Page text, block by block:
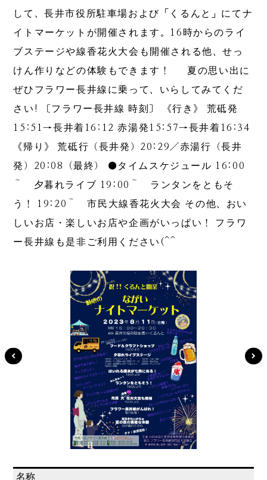
して、長井市役所駐車場および「くるんと」にてナ
イトマーケットが開催されます。16時からのライ
ブステージや線香花火大会も開催される他、せっ
けん作りなどの体験もできます！ 夏の思い出に
ぜひフラワー長井線に乗って、いらしてみてくだ
さい! 〔フラワー長井線 時刻〕 《行き》 荒砥発
15:51→長井着16:12 赤湯発15:57→長井着16:34
《帰り》 荒砥行（長井発）20:29／赤湯行（長井
発）20:08（最終） ●タイムスケジュール 16:00
～ 夕暮れライブ 19:00～ ランタンをともそ
う！ 19:20～ 市民大線香花火大会 その他、おい
しいお店・楽しいお店や企画がいっぱい！ フラワ
ー長井線も是非ご利用ください(^^ゞ
名称